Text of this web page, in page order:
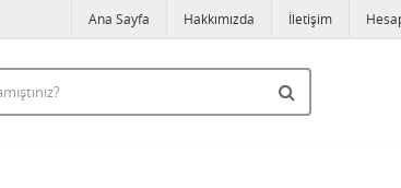
Ana Sayfa Hakkımızda İletişim